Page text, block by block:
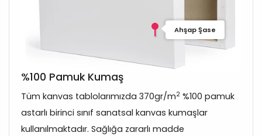
Ahşap Şase
%100 Pamuk Kumaş
Tüm kanvas tablolarımızda 370gr/m2 %100 pamuk
astarlı birinci sınıf sanatsal kanvas kumaşlar
kullanılmaktadır. Sağlığa zararlı madde